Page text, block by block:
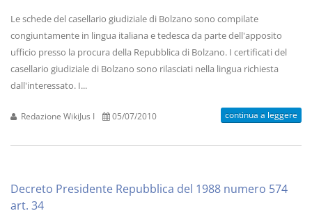
Le schede del casellario giudiziale di Bolzano sono compilate
congiuntamente in lingua italiana e tedesca da parte dell'apposito
ufficio presso la procura della Repubblica di Bolzano. I certificati del
casellario giudiziale di Bolzano sono rilasciati nella lingua richiesta
dall'interessato. I...
Redazione WikiJus I 05/07/2010 continua a leggere
Decreto Presidente Repubblica del 1988 numero 574
art. 34